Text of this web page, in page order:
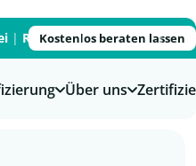
| Recycled|Recyclable|
Kostenlos beraten lassen
Über uns